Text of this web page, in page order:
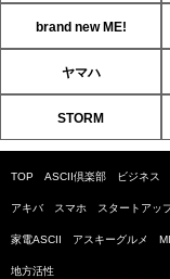
brand new ME!
ヤマハ
STORM
TOP ASCII倶楽部 ビジネス
アキバ スマホ スタートアッ
家電ASCII アスキーグルメ
地方活性